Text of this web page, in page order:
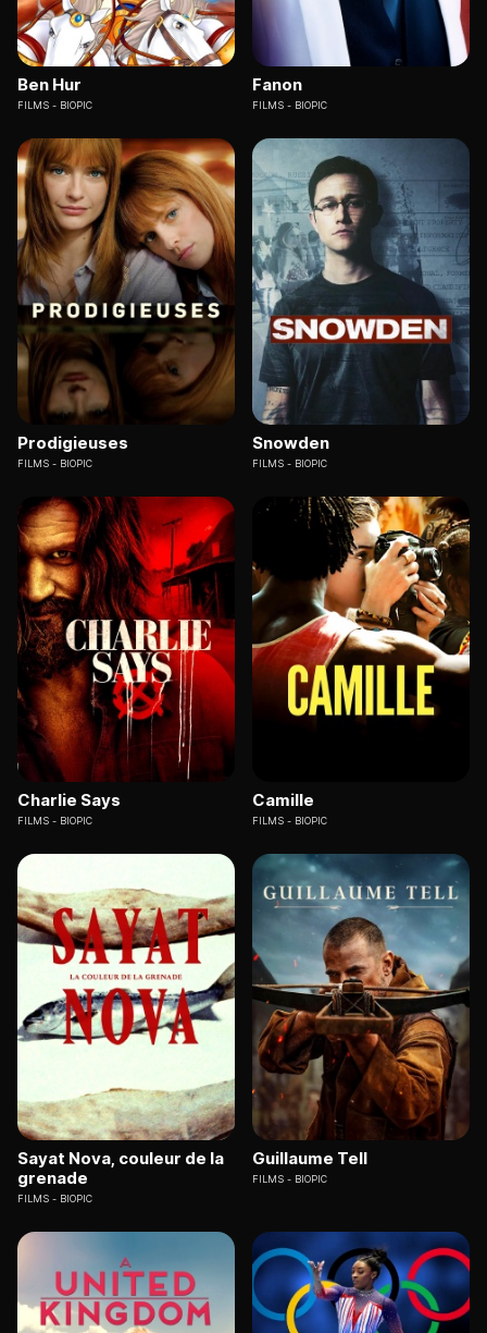
Ben Hur
FILMS BIOPIC
Fanon
FILMS BIOPIC
Prodigieuses
FILMS BIOPIC
Snowden
FILMS BIOPIC
Charlie Says
FILMS BIOPIC
Camille
FILMS BIOPIC
Sayat Nova, couleur de la
grenade
FILMS BIOPIC
Guillaume Tell
FILMS BIOPIC